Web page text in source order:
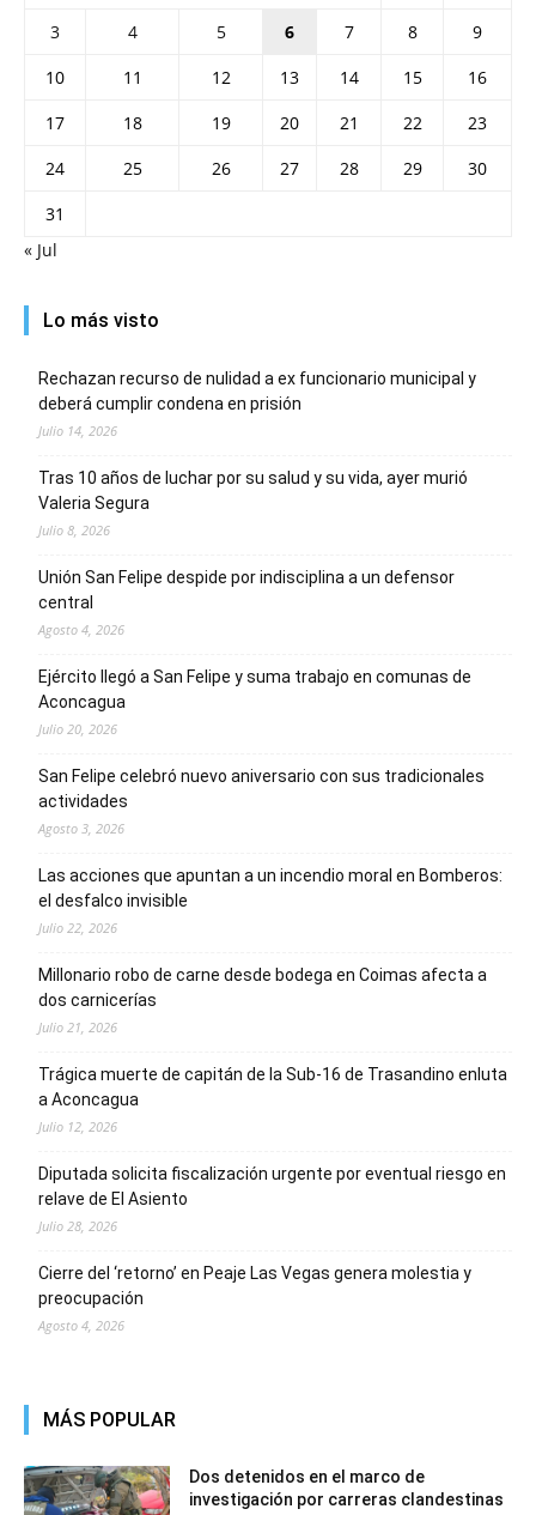
3
4 5 6 7 8
9
10
11 12 13 14 15
16
17
18 19 20 21 22
23
24
25 26 27 28 29
30
31
« Jul
Lo más visto
Rechazan recurso de nulidad a ex funcionario municipal y
deberá cumplir condena en prisión
Julio 14, 2026
Tras 10 años de luchar por su salud y su vida, ayer murió
Valeria Segura
Julio 8, 2026
Unión San Felipe despide por indisciplina a un defensor
central
Agosto 4, 2026
Ejército llegó a San Felipe y suma trabajo en comunas de
Aconcagua
Julio 20, 2026
San Felipe celebró nuevo aniversario con sus tradicionales
actividades
Agosto 3, 2026
Las acciones que apuntan a un incendio moral en Bomberos:
el desfalco invisible
Julio 22, 2026
Millonario robo de carne desde bodega en Coimas afecta a
dos carnicerías
Julio 21, 2026
Trágica muerte de capitán de la Sub-16 de Trasandino enluta
a Aconcagua
Julio 12, 2026
Diputada solicita fiscalización urgente por eventual riesgo en
relave de El Asiento
Julio 28, 2026
Cierre del ‘retorno’ en Peaje Las Vegas genera molestia y
preocupación
Agosto 4, 2026
MÁS POPULAR
Dos detenidos en el marco de
investigación por carreras clandestinas